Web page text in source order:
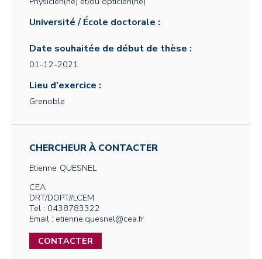
Université / École doctorale :
Date souhaitée de début de thèse :
01-12-2021
Lieu d'exercice :
Grenoble
CHERCHEUR À CONTACTER
Etienne QUESNEL
CEA
DRT/DOPT//LCEM
Tel : 0438783322
Email : etienne.quesnel@cea.fr
CONTACTER